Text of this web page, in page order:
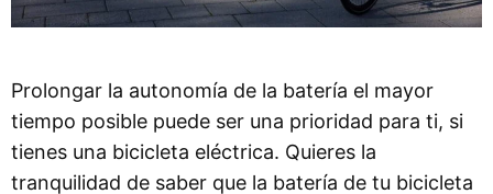
Prolongar la autonomía de la batería el mayor
tiempo posible puede ser una prioridad para ti, si
tienes una bicicleta eléctrica. Quieres la
tranquilidad de saber que la batería de tu bicicleta